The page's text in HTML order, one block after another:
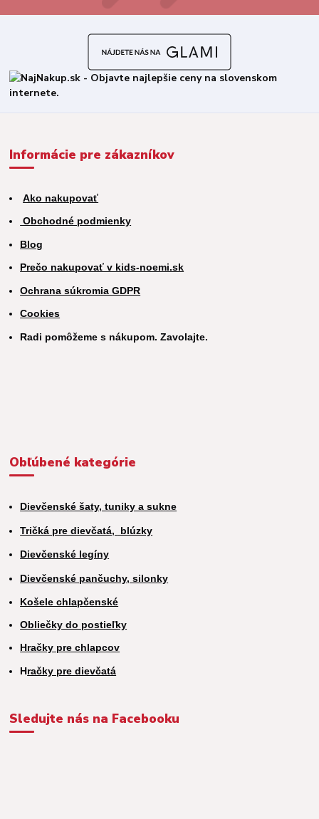
Informácie pre zákazníkov
Ako nakupovať
Obchodné podmienky
Blog
Prečo nakupovať v kids-noemi.sk
Ochrana súkromia GDPR
Cookies
Radi pomôžeme s nákupom. Zavolajte.
Obľúbené kategórie
Dievčenské šaty, tuniky a sukne
Tričká pre dievčatá, blúzky
Dievčenské legíny
Dievčenské pančuchy, silonky
Košele chlapčenské
Obliečky do postieľky
Hračky pre chlapcov
Hračky pre dievčatá
Sledujte nás na Facebooku